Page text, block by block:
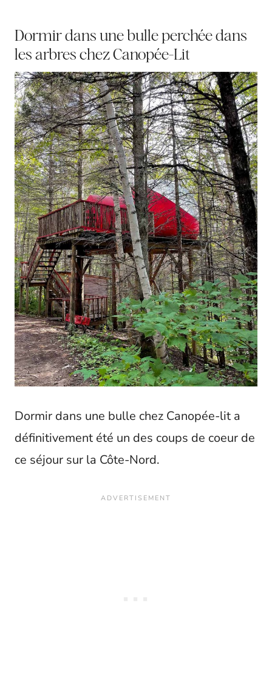
Dormir dans une bulle perchée dans
les arbres chez Canopée-Lit
Dormir dans une bulle chez Canopée-lit a
définitivement été un des coups de coeur de
ce séjour sur la Côte-Nord.